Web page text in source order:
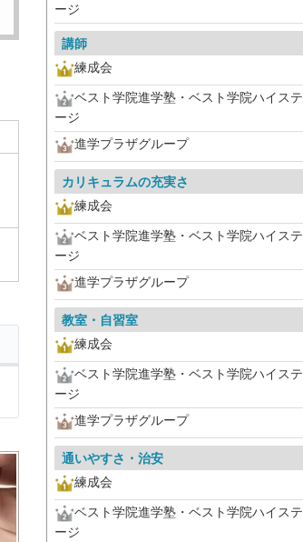
ージ
講師
練成会
ベスト学院進学塾・ベスト学院ハイステ
ージ
進学プラザグループ
カリキュラムの充実さ
練成会
ベスト学院進学塾・ベスト学院ハイステ
ージ
進学プラザグループ
教室・自習室
練成会
ベスト学院進学塾・ベスト学院ハイステ
ージ
進学プラザグループ
通いやすさ・治安
練成会
ベスト学院進学塾・ベスト学院ハイステ
ージ